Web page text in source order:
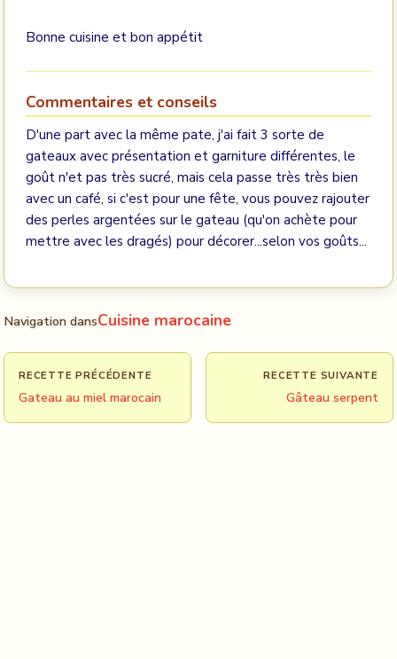
Bonne cuisine et bon appétit
Commentaires et conseils
D'une part avec la même pate, j'ai fait 3 sorte de
gateaux avec présentation et garniture différentes, le
goût n'et pas très sucré, mais cela passe très très bien
avec un café, si c'est pour une fête, vous pouvez rajouter
des perles argentées sur le gateau (qu'on achète pour
mettre avec les dragés) pour décorer...selon vos goûts...
Navigation dansCuisine marocaine
RECETTE PRÉCÉDENTE
Gateau au miel marocain
RECETTE SUIVANTE
Gâteau serpent